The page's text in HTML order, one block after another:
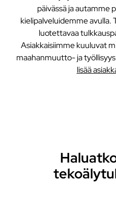
päivässä ja autamme
kielipalveluidemme avulla.
luotettavaa
Asiakkaisiimme kuuluvat
maahanmuutto- ja
lisää